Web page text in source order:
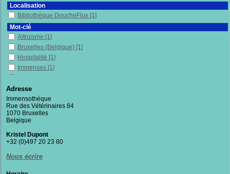
Localisation
Bibliothèque DoucheFlux [1]
Mot-clé
Altruisme [1]
Bruxelles (Belgique) [1]
Hospitalité [1]
Immenses [1]
Militantisme
Récit de vie
Recueil[1]
Sans-chez-soi
Section
Fictions[1]
Adresse
Immensothèque
Rue des Vétérinaires 84
1070 Bruxelles
Belgique
Kristel Dupont
+32 (0)497 20 23 80
Nous écrire